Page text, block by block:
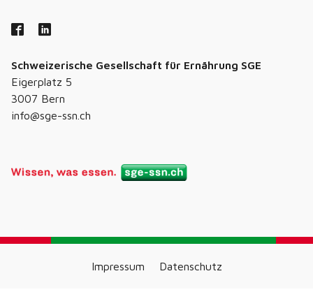
Schweizerische Gesellschaft für Ernährung SGE
Eigerplatz 5
3007 Bern
info@sge-ssn.ch
Impressum Datenschutz